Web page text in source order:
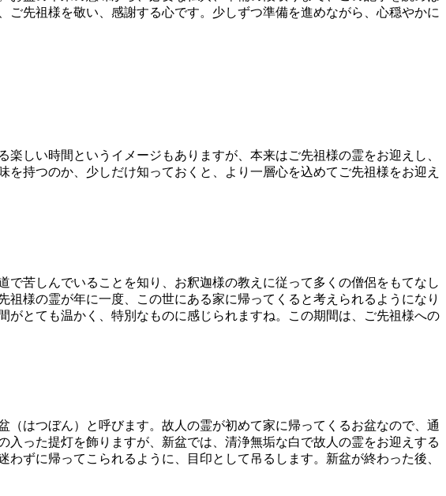
先祖様を敬い、感謝する心です。少しずつ準備を進めながら、心穏やかに
しい時間というイメージもありますが、本来はご先祖様の霊をお迎えし、
持つのか、少しだけ知っておくと、より一層心を込めてご先祖様をお迎え
苦しんでいることを知り、お釈迦様の教えに従って多くの僧侶をもてなし
様の霊が年に一度、この世にある家に帰ってくると考えられるようになり
とても温かく、特別なものに感じられますね。この期間は、ご先祖様への
はつぼん）と呼びます。故人の霊が初めて家に帰ってくるお盆なので、通
った提灯を飾りますが、新盆では、清浄無垢な白で故人の霊をお迎えする
ずに帰ってこられるように、目印として吊るします。新盆が終わった後、